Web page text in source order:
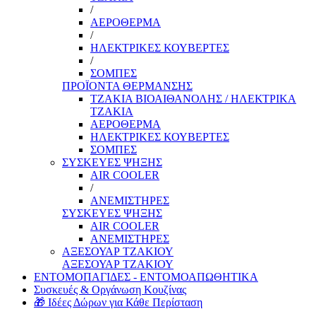
/
ΑΕΡΟΘΕΡΜΑ
/
ΗΛΕΚΤΡΙΚΕΣ ΚΟΥΒΕΡΤΕΣ
/
ΣΟΜΠΕΣ
ΠΡΟΪΟΝΤΑ ΘΕΡΜΑΝΣΗΣ
ΤΖΑΚΙΑ ΒΙΟΑΙΘΑΝΟΛΗΣ / ΗΛΕΚΤΡΙΚΑ
ΤΖΑΚΙΑ
ΑΕΡΟΘΕΡΜΑ
ΗΛΕΚΤΡΙΚΕΣ ΚΟΥΒΕΡΤΕΣ
ΣΟΜΠΕΣ
ΣΥΣΚΕΥΕΣ ΨΗΞΗΣ
AIR COOLER
/
ΑΝΕΜΙΣΤΗΡΕΣ
ΣΥΣΚΕΥΕΣ ΨΗΞΗΣ
AIR COOLER
ΑΝΕΜΙΣΤΗΡΕΣ
ΑΞΕΣΟΥΑΡ ΤΖΑΚΙΟΥ
ΑΞΕΣΟΥΑΡ ΤΖΑΚΙΟΥ
ΕΝΤΟΜΟΠΑΓΙΔΕΣ - ΕΝΤΟΜΟΑΠΩΘΗΤΙΚΑ
Συσκευές & Οργάνωση Κουζίνας
🎁 Ιδέες Δώρων για Κάθε Περίσταση